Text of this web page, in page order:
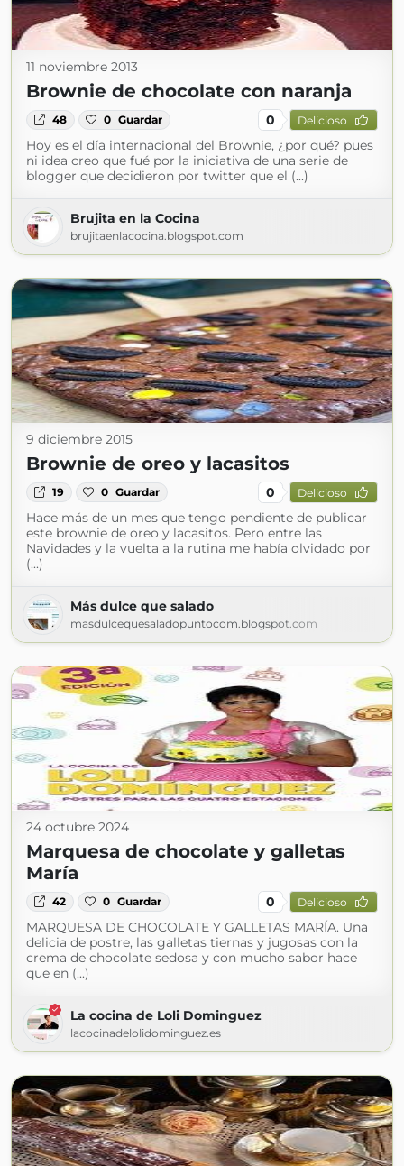
11 noviembre 2013
Brownie de chocolate con naranja
48 0 Guardar 0 Delicioso
Hoy es el día internacional del Brownie, ¿por qué? pues
ni idea creo que fué por la iniciativa de una serie de
blogger que decidieron por twitter que el (...)
Brujita en la Cocina
brujitaenlacocina.blogspot.com
9 diciembre 2015
Brownie de oreo y lacasitos
19 0 Guardar 0 Delicioso
Hace más de un mes que tengo pendiente de publicar
este brownie de oreo y lacasitos. Pero entre las
Navidades y la vuelta a la rutina me había olvidado por
(...)
Más dulce que salado
masdulcequesaladopuntocom.blogspot.com
24 octubre 2024
Marquesa de chocolate y galletas
María
42 0 Guardar 0 Delicioso
MARQUESA DE CHOCOLATE Y GALLETAS MARÍA. Una
delicia de postre, las galletas tiernas y jugosas con la
crema de chocolate sedosa y con mucho sabor hace
que en (...)
La cocina de Loli Dominguez
lacocinadelolidominguez.es